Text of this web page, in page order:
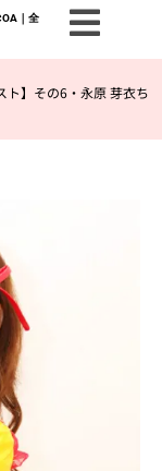
｜全
ト】その6・永原 芽衣ち